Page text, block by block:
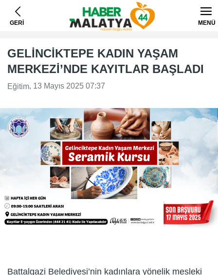
GERİ MENÜ
GELİNCİKTEPE KADIN YAŞAM
MERKEZİ’NDE KAYITLAR BAŞLADI
Eğitim, 13 Mayıs 2025 07:37
Battalgazi Belediyesi’nin kadınlara yönelik mesleki